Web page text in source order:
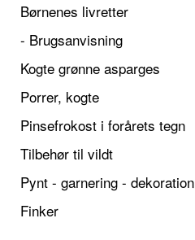
Børnenes livretter
- Brugsanvisning
Kogte grønne asparges
Porrer, kogte
Pinsefrokost i forårets tegn
Tilbehør til vildt
Pynt - garnering - dekoration
Finker